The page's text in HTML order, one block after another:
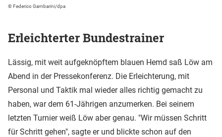
© Federico Gambarini/dpa
Erleichterter Bundestrainer
Lässig, mit weit aufgeknöpftem blauen Hemd saß Löw am
Abend in der Pressekonferenz. Die Erleichterung, mit
Personal und Taktik mal wieder alles richtig gemacht zu
haben, war dem 61-Jährigen anzumerken. Bei seinem
letzten Turnier weiß Löw aber genau. "Wir müssen Schritt
für Schritt gehen", sagte er und blickte schon auf den